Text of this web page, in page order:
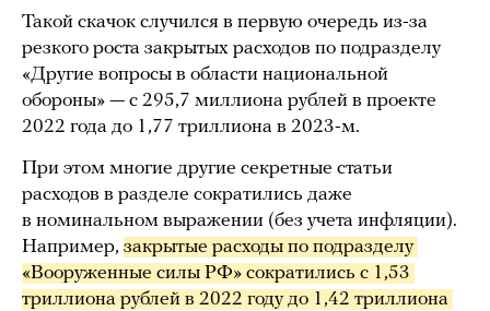
Такой скачок случился в первую очередь из-за
резкого роста закрытых расходов по подразделу
«Другие вопросы в области национальной
обороны» — с 295,7 миллиона рублей в проекте
2022 года до 1,77 триллиона в 2023-м.
При этом многие другие секретные статьи
расходов в разделе сократились даже
в номинальном выражении (без учета инфляции).
Например, закрытые расходы по подразделу
«Вооруженные силы РФ» сократились с 1,53
триллиона рублей в 2022 году до 1,42 триллиона